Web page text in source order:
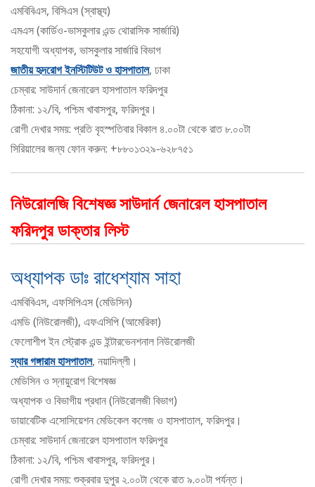
এমবিবিএস, বিসিএস (স্বাস্থ্য)
এমএস (কার্ডিও-ভাসকুলার এন্ড থোরাসিক সার্জারি)
সহযোগী অধ্যাপক, ভাসকুলার সার্জারি বিভাগ
জাতীয় হৃদরোগ ইনস্টিটিউট ও হাসপাতাল, ঢাকা
চেম্বার: সাউদার্ন জেনারেল হাসপাতাল ফরিদপুর
ঠিকানা: ১২/বি, পশ্চিম খাবাসপুর, ফরিদপুর।
রোগী দেখার সময়: প্রতি বৃহস্পতিবার বিকাল ৪.০০টা থেকে রাত ৮.০০টা
সিরিয়ালের জন্য ফোন করুন: +৮৮০১৩২৯-৬২৮৭৫১
নিউরোলজি বিশেষজ্ঞ সাউদার্ন জেনারেল হাসপাতাল
ফরিদপুর ডাক্তার লিস্ট
অধ্যাপক ডাঃ রাধেশ্যাম সাহা
এমবিবিএস, এফসিপিএস (মেডিসিন)
এমডি (নিউরোলজী), এফএসিপি (আমেরিকা)
ফেলোশীপ ইন স্ট্রোক এন্ড ইন্টারভেনশনাল নিউরোলজী
স্যার গঙ্গারাম হাসপাতাল, নয়াদিল্লী।
মেডিসিন ও স্নায়ুরোগ বিশেষজ্ঞ
অধ্যাপক ও বিভাগীয় প্রধান (নিউরোলজী বিভাগ)
ডায়াবেটিক এসোসিয়েশন মেডিকেল কলেজ ও হাসপাতাল, ফরিদপুর।
চেম্বার: সাউদার্ন জেনারেল হাসপাতাল ফরিদপুর
ঠিকানা: ১২/বি, পশ্চিম খাবাসপুর, ফরিদপুর।
রোগী দেখার সময়: শুক্রবার দুপুর ২.০০টা থেকে রাত ৯.০০টা পর্যন্ত।